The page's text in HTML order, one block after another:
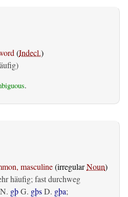
(Indecl.)
.
masculine(irregularNoun)
häufig; fast durchweg
gþG. gþsD. gþa;